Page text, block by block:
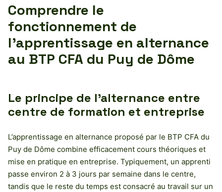
Comprendre le
fonctionnement de
l’apprentissage en alternance
au BTP CFA du Puy de Dôme
Le principe de l’alternance entre
centre de formation et entreprise
L’apprentissage en alternance proposé par le BTP CFA du
Puy de Dôme combine efficacement cours théoriques et
mise en pratique en entreprise. Typiquement, un apprenti
passe environ 2 à 3 jours par semaine dans le centre,
tandis que le reste du temps est consacré au travail sur un